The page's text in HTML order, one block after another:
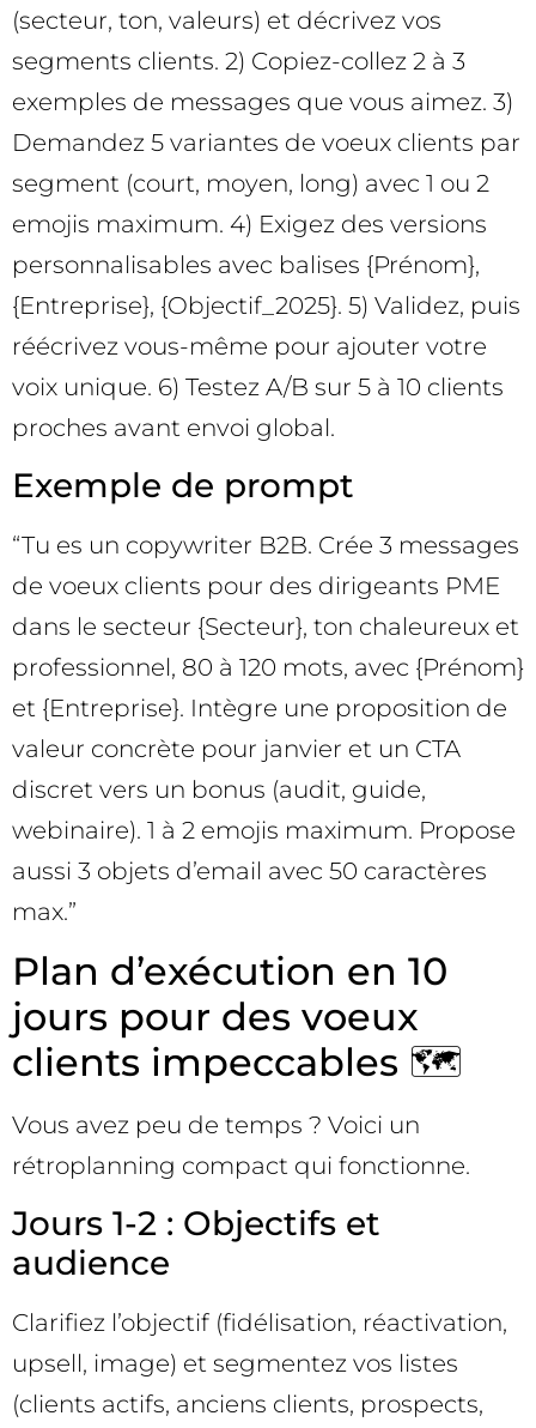
(secteur, ton, valeurs) et décrivez vos
segments clients. 2) Copiez-collez 2 à 3
exemples de messages que vous aimez. 3)
Demandez 5 variantes de voeux clients par
segment (court, moyen, long) avec 1 ou 2
emojis maximum. 4) Exigez des versions
personnalisables avec balises {Prénom},
{Entreprise}, {Objectif_2025}. 5) Validez, puis
réécrivez vous-même pour ajouter votre
voix unique. 6) Testez A/B sur 5 à 10 clients
proches avant envoi global.
Exemple de prompt
“Tu es un copywriter B2B. Crée 3 messages
de voeux clients pour des dirigeants PME
dans le secteur {Secteur}, ton chaleureux et
professionnel, 80 à 120 mots, avec {Prénom}
et {Entreprise}. Intègre une proposition de
valeur concrète pour janvier et un CTA
discret vers un bonus (audit, guide,
webinaire). 1 à 2 emojis maximum. Propose
aussi 3 objets d’email avec 50 caractères
max.”
Plan d’exécution en 10
jours pour des voeux
clients impeccables 🗺️
Vous avez peu de temps ? Voici un
rétroplanning compact qui fonctionne.
Jours 1-2 : Objectifs et
audience
Clarifiez l’objectif (fidélisation, réactivation,
upsell, image) et segmentez vos listes
(clients actifs, anciens clients, prospects,